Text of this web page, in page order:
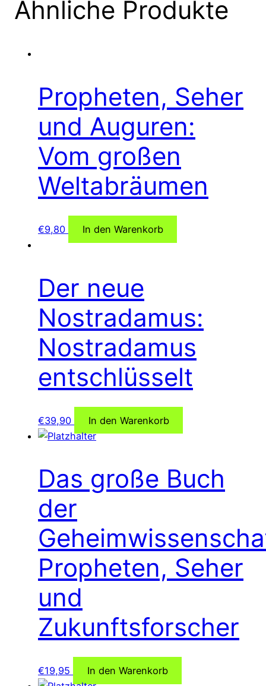
Ähnliche Produkte
Propheten, Seher
und Auguren:
Vom großen
Weltabräumen
€9,80 In den Warenkorb
Der neue
Nostradamus:
Nostradamus
entschlüsselt
€39,90 In den Warenkorb
Das große Buch
der
Propheten, Seher
und
Zukunftsforscher
€19,95 In den Warenkorb